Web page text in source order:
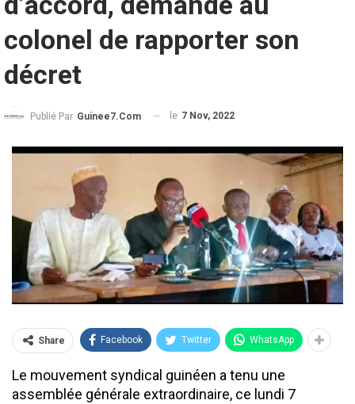
colonel de rapporter son
décret
Publié Par Guinee7.com le 7 Nov, 2022
Share Facebook Twitter WhatsApp
Le mouvement syndical guinéen a tenu une
assemblée générale extraordinaire, ce lundi 7